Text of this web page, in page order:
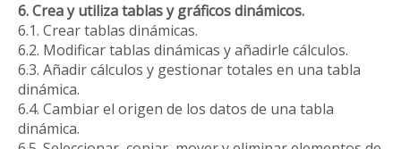
6. Crea y utiliza tablas y gráficos dinámicos.
6.1. Crear tablas dinámicas.
6.2. Modificar tablas dinámicas y añadirle cálculos.
6.3. Añadir cálculos y gestionar totales en una tabla
dinámica.
6.4. Cambiar el origen de los datos de una tabla
dinámica.